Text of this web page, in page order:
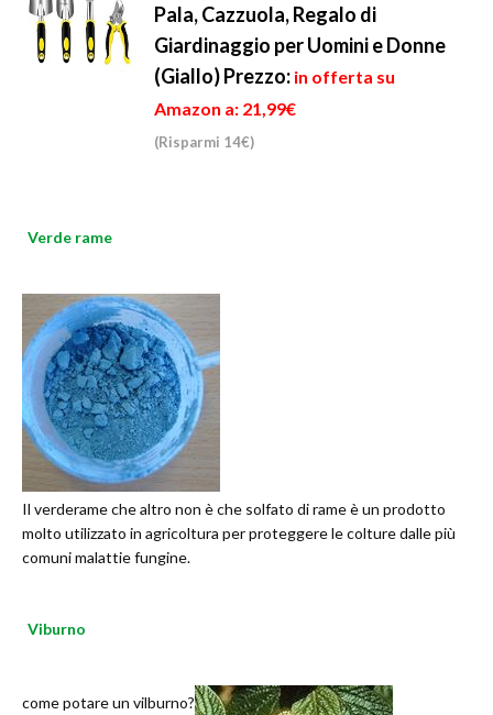
Pala, Cazzuola, Regalo di
Giardinaggio per Uomini e Donne
(Giallo)Prezzo: in offerta su
Amazon a: 21,99€
(Risparmi 14€)
Verde rame
Il verderame che altro non è che solfato di rame è un prodotto
molto utilizzato in agricoltura per proteggere le colture dalle più
comuni malattie fungine.
Viburno
come potare un vilburno?